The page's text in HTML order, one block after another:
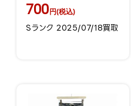
ク 251HAC31-227H
/FF
700 円(税込)
Sランク 2025/07/18買取